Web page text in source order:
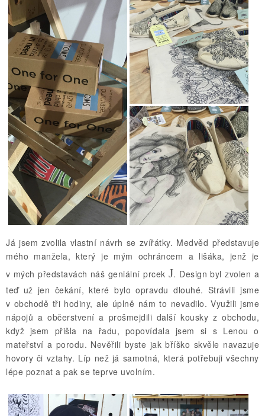
Já jsem zvolila vlastní návrh se zvířátky. Medvěd představuje
mého manžela, který je mým ochráncem a lišáka, jenž je
v mých představách náš geniální prcek J. Design byl zvolen a
teď už jen čekání, které bylo opravdu dlouhé. Strávili jsme
v obchodě tři hodiny, ale úplně nám to nevadilo. Využili jsme
nápojů a občerstvení a prošmejdili další kousky z obchodu,
když jsem přišla na řadu, popovídala jsem si s Lenou o
mateřství a porodu. Nevěřili byste jak bříško skvěle navazuje
hovory či vztahy. Líp než já samotná, která potřebuji všechny
lépe poznat a pak se teprve uvolním.